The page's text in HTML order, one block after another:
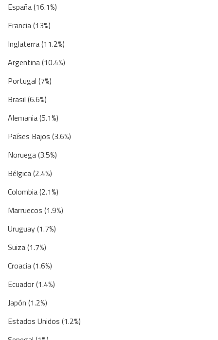
España (16.1%)
Francia (13%)
Inglaterra (11.2%)
Argentina (10.4%)
Portugal (7%)
Brasil (6.6%)
Alemania (5.1%)
Países Bajos (3.6%)
Noruega (3.5%)
Bélgica (2.4%)
Colombia (2.1%)
Marruecos (1.9%)
Uruguay (1.7%)
Suiza (1.7%)
Croacia (1.6%)
Ecuador (1.4%)
Japón (1.2%)
Estados Unidos (1.2%)